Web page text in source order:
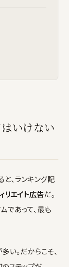
いけない
と、ランキング記
リエイト広告だ。
であって、最も
い。だからこそ、